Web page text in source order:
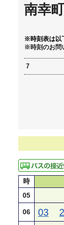
南幸
※時刻表は以
※時刻のお問
7
時
05
06 03